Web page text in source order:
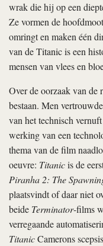
wrak die hij op een
Ze vormen de
omringt en maken één
van de Titanic is een
mensen van vlees en
Over de oorzaak van de
bestaan. Men
van het technisch
werking van een
thema van de film
oeuvre: Titanicis de
Piranha 2: The
plaatsvindt of daar niet
beide Terminator-films
verregaande
TitanicCamerons